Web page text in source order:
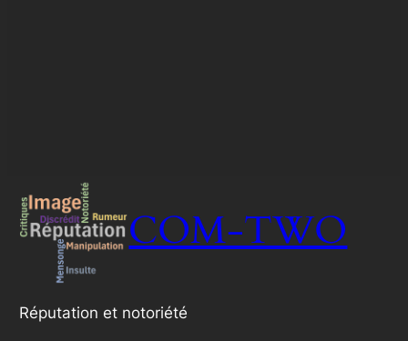
COM-TWO
Réputation et notoriété